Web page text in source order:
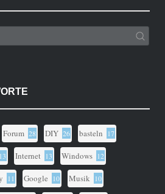
Forum 28 DIY 26 basteln 17
13 Internet 13 Windows 12
11 Google 10 Musik 10